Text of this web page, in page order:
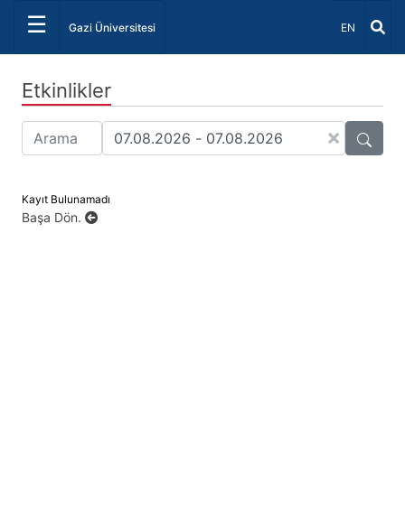
☰ Gazi Üniversitesi Dil Seçiniz
EN
Etkinlikler
×
Kayıt Bulunamadı
Başa Dön.